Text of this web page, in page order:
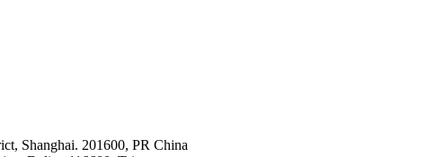
Shanghai. 201600, PR China